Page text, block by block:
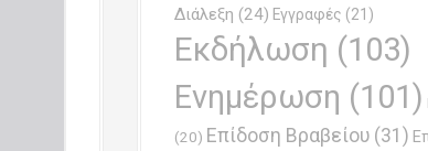
Διάλεξη (24) Εγγραφές (21)
Εκδήλωση (103)
Ενημέρωση (101)
(20) Επίδοση Βραβείου (31)